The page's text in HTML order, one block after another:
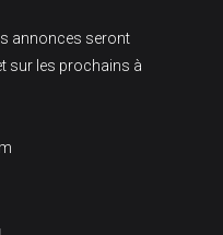
annonces seront
sur les prochains à